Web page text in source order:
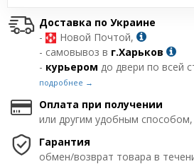
Доставка по Украине
-
Новой Почтой,
- самовывоз в г.Харьков
- курьером до двери по всей
подробнее →
Оплата при получении
или другим удобным способом,
Гарантия
обмен/возврат товара в